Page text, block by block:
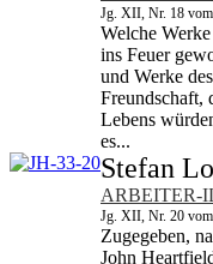
Jg. XII, Nr. 18
Welche
ins Feuer
und Werke
Freundschaft,
Lebens
es...
Stefan
ARBEITER-
Jg. XII, Nr. 20
Zugegeben,
John